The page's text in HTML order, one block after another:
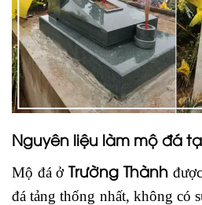
Nguyên liệu làm mộ đá
Mộ đá ởTrường Thành
đá tảng thống nhất, không có